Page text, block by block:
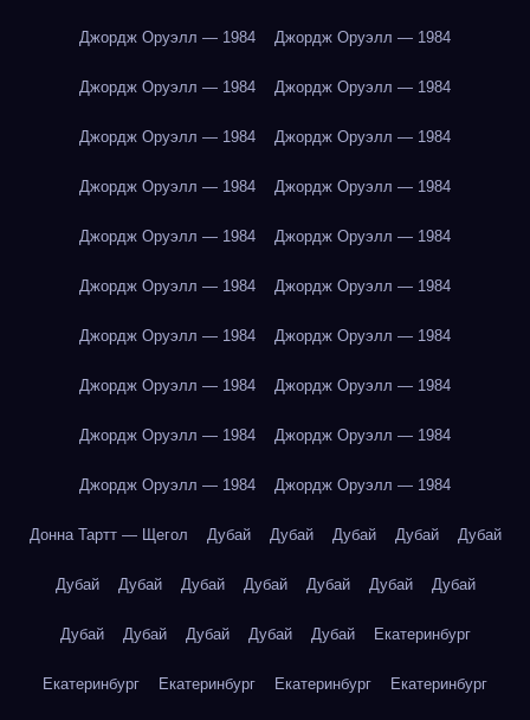
Джордж Оруэлл — 1984 Джордж Оруэлл — 1984
Джордж Оруэлл — 1984 Джордж Оруэлл — 1984
Джордж Оруэлл — 1984 Джордж Оруэлл — 1984
Джордж Оруэлл — 1984 Джордж Оруэлл — 1984
Джордж Оруэлл — 1984 Джордж Оруэлл — 1984
Джордж Оруэлл — 1984 Джордж Оруэлл — 1984
Джордж Оруэлл — 1984 Джордж Оруэлл — 1984
Джордж Оруэлл — 1984 Джордж Оруэлл — 1984
Джордж Оруэлл — 1984 Джордж Оруэлл — 1984
Джордж Оруэлл — 1984 Джордж Оруэлл — 1984
Донна Тартт — Щегол Дубай Дубай Дубай Дубай Дубай
Дубай Дубай Дубай Дубай Дубай Дубай Дубай
Дубай Дубай Дубай Дубай Дубай Екатеринбург
Екатеринбург Екатеринбург Екатеринбург Екатеринбург